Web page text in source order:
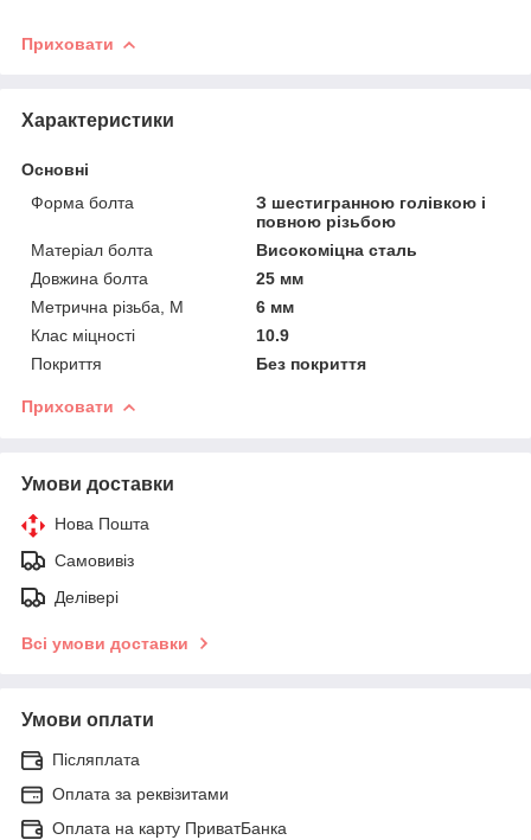
Приховати
Характеристики
Основні
Форма болта
З шестигранною голівкою і
повною різьбою
Матеріал болта
Високоміцна сталь
Довжина болта
25 мм
Метрична різьба, М
6 мм
Клас міцності
10.9
Покриття
Без покриття
Приховати
Умови доставки
Нова Пошта
Самовивіз
Делівері
Всі умови доставки
Умови оплати
Післяплата
Оплата за реквізитами
Оплата на карту ПриватБанка